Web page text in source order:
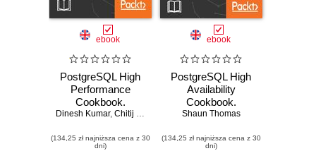
ebook
PostgreSQL High
Performance
Cookbook.
Mastering query
database
Dinesh Kumar, Chitij Chauhan
(134,25 zł najniższa cena z 30
dni)
ebook
PostgreSQL High
Availability
Cookbook.
Managing a reliable
database - Second
Shaun Thomas
(134,25 zł najniższa cena z 30
dni)